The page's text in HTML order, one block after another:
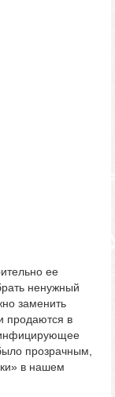
ее
ненужный
заменить
продаются в
прозрачным,
в нашем